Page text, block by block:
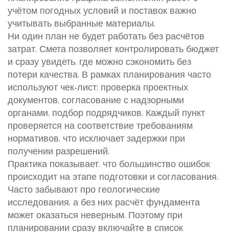
учётом погодных условий и поставок важно
учитывать выбранные материалы.
Ни один план не будет работать без расчётов
затрат. Смета позволяет контролировать бюджет
и сразу увидеть, где можно сэкономить без
потери качества. В рамках планирования часто
используют чек‑лист: проверка проектных
документов, согласование с надзорными
органами, подбор подрядчиков. Каждый пункт
проверяется на соответствие требованиям
нормативов, что исключает задержки при
получении разрешений.
Практика показывает, что большинство ошибок
происходит на этапе подготовки и согласования.
Часто забывают про геологические
исследования, а без них расчёт фундамента
может оказаться неверным. Поэтому при
планировании сразу включайте в список